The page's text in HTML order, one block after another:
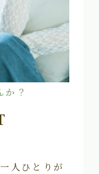
か？
人ひとりが